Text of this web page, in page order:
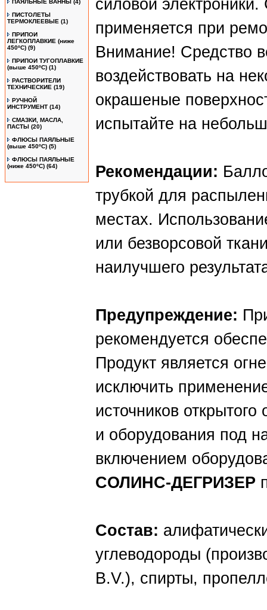
ПАЯЛЬНЫЕ ВАННЫ (4)
ПИСТОЛЕТЫ
ТЕРМОКЛЕЕВЫЕ (1)
ПРИПОИ
ЛЕГКОПЛАВКИЕ (ниже
450ºС) (9)
ПРИПОИ ТУГОПЛАВКИЕ
(выше 450ºС) (1)
РАСТВОРИТЕЛИ
ТЕХНИЧЕСКИЕ (19)
РУЧНОЙ
ИНСТРУМЕНТ (14)
СМАЗКИ, МАСЛА,
ПАСТЫ (20)
ФЛЮСЫ ПАЯЛЬНЫЕ
(выше 450ºC) (5)
ФЛЮСЫ ПАЯЛЬНЫЕ
(ниже 450ºC) (64)
силовой
применяется при
Внимание! Средство
воздействовать на
окрашеные
испытайте на
Рекомендации:
трубкой для
местах.
или безворсовой
наилучшего
Предупреждение:
рекомендуется
Продукт является
исключить
источников
и оборудования под
включением
CОЛИНС-ДЕГРИЗЕР
Состав:
углеводороды
B.V.), спирты,